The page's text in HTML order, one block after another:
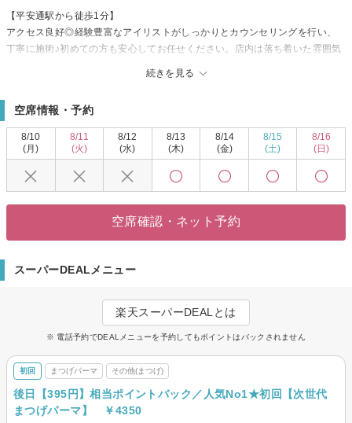
続きを見る
【平安通駅から徒歩1分】
アクセス良好◎経験豊富なアイリストがしっかりとカウンセリングを行い、
丁寧に施術♪初めての方も安心してお任せください。店内は落ち着いた雰囲気
空席情報・予約
8/10
(月)
8/11
(火)
8/12
(水)
8/13
(木)
8/14
(金)
8/15
(土)
8/16
(日)
空席確認・ネット予約
スーパーDEALメニュー
楽天スーパーDEALとは
※ 電話予約でDEALメニューを予約してもポイントはバックされません
初回 まつげパーマ その他(まつげ)
後日【395円】相当ポイントバック／人気No1★初回【次世代
まつげパーマ】 ￥4350